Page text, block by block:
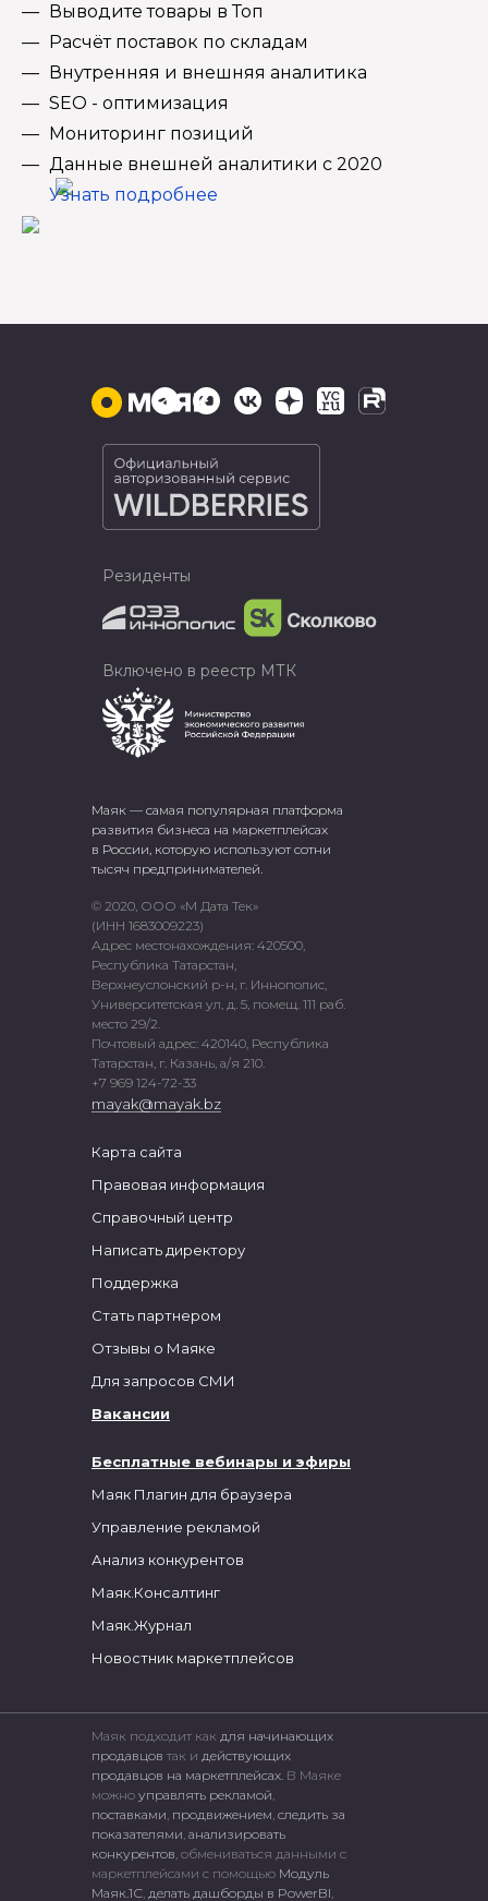
Выводите товары в Топ
Расчёт поставок по складам
Внутренняя и внешняя аналитика
SEO - оптимизация
Мониторинг позиций
Данные внешней аналитики с 2020
Узнать подробнее
Маяк — самая популярная платформа
развития бизнеса на маркетплейсах
в России, которую используют сотни
тысяч предпринимателей.
© 2020, ООО «М Дата Тек»
(ИНН 1683009223)
Адрес местонахождения: 420500,
Республика Татарстан,
Верхнеуслонский р-н, г. Иннополис,
Университетская ул, д. 5, помещ. 111 раб.
место 29/2.
Почтовый адрес: 420140, Республика
Татарстан, г. Казань, а/я 210.
+7 969 124-72-33
mayak@mayak.bz
Бесплатные вебинары и эфиры
Маяк Плагин для браузера
Управление рекламой
Анализ конкурентов
Маяк.Консалтинг
Маяк.Журнал
Новостник маркетплейсов
Карта сайта
Правовая информация
Справочный центр
Написать директору
Поддержка
Стать партнером
Отзывы о Маяке
Для запросов СМИ
Вакансии
Резиденты
Включено в реестр МТК
Маяк подходит как для начинающих
продавцов так и действующих
продавцов на маркетплейсах. В Маяке
можно управлять рекламой,
поставками, продвижением, следить за
показателями, анализировать
конкурентов, обмениваться данными с
маркетплейсами c помощью Модуль
Маяк.1С, делать дашборды в PowerBI,